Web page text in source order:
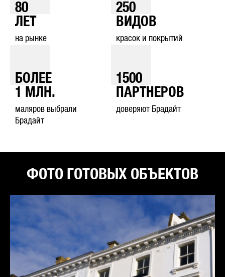
80
ЛЕТ
на рынке
250
ВИДОВ
красок и покрытий
БОЛЕЕ
1
МЛН.
маляров выбрали
Брадайт
1500
ПАРТНЕРОВ
доверяют Брадайт
ФОТО ГОТОВЫХ ОБЪЕКТОВ